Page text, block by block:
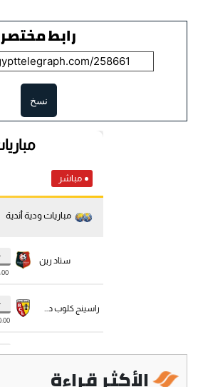
رابط مختصر
نسخ
الأكثر قراءة